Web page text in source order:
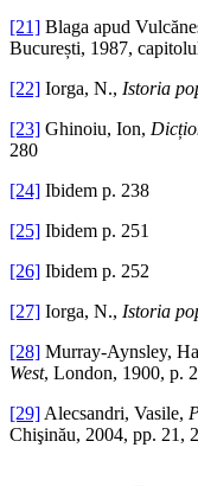
[21] Blaga apud
București, 1987,
[22] Iorga, N., Istoria
[23] Ghinoiu, Ion,
280
[24] Ibidem p. 238
[25] Ibidem p. 251
[26] Ibidem p. 252
[27] Iorga, N., Istoria
[28] Murray-Aynsley,
West, London, 1900, p.
[29] Alecsandri, Vasile,
Chişinău, 2004, pp. 21,